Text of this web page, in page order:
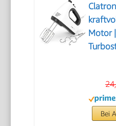
Motor
Bei